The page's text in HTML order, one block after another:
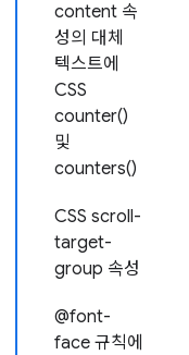
content 속
성의 대체
텍스트에
CSS
counter()
및
counters()
CSS scroll-
target-
group 속성
@font-
face 규칙에